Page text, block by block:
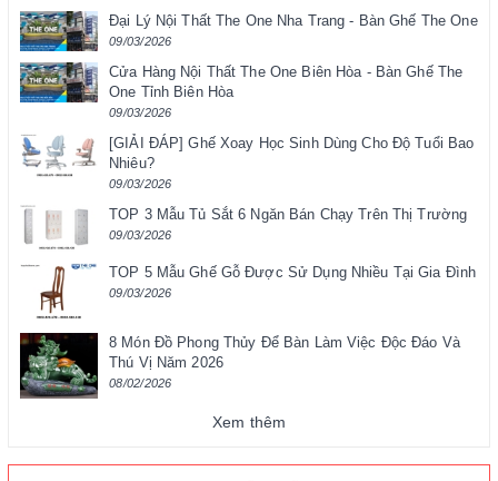
Đại Lý Nội Thất The One Nha Trang - Bàn Ghế The One
09/03/2026
Cửa Hàng Nội Thất The One Biên Hòa - Bàn Ghế The
One Tỉnh Biên Hòa
09/03/2026
[GIẢI ĐÁP] Ghế Xoay Học Sinh Dùng Cho Độ Tuổi Bao
Nhiêu?
09/03/2026
TOP 3 Mẫu Tủ Sắt 6 Ngăn Bán Chạy Trên Thị Trường
09/03/2026
TOP 5 Mẫu Ghế Gỗ Được Sử Dụng Nhiều Tại Gia Đình
09/03/2026
8 Món Đồ Phong Thủy Để Bàn Làm Việc Độc Đáo Và
Thú Vị Năm 2026
08/02/2026
Xem thêm